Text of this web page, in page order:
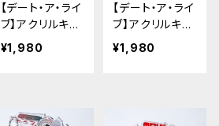
【デート・ア・ライ
ブ】アクリルキー
ハンガー（七罪）
¥1,980
【デート・ア・ライ
ブ】アクリルキー
ハンガー（本条
二亜）
¥1,980